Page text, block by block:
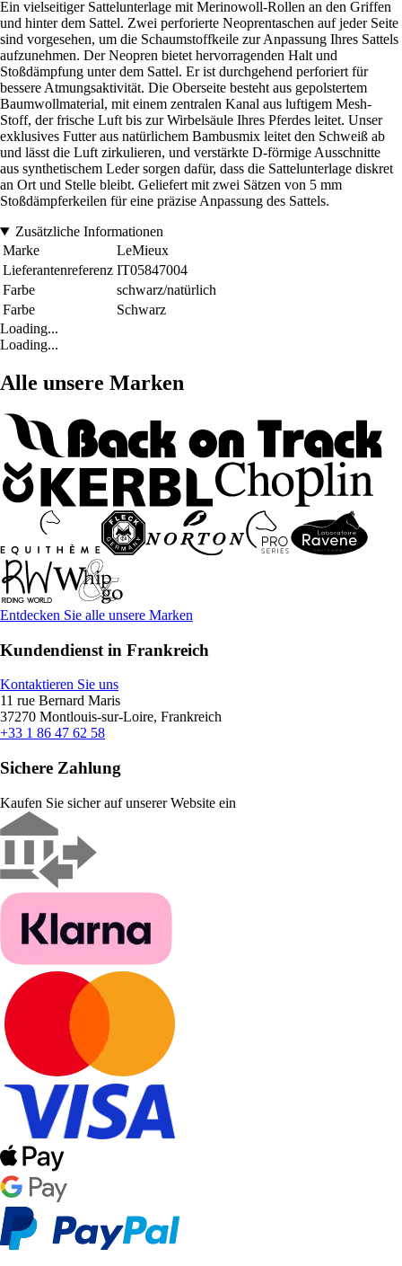
Ein vielseitiger Sattelunterlage mit Merinowoll-Rollen an den Griffen
und hinter dem Sattel. Zwei perforierte Neoprentaschen auf jeder Seite
sind vorgesehen, um die Schaumstoffkeile zur Anpassung Ihres Sattels
aufzunehmen. Der Neopren bietet hervorragenden Halt und
Stoßdämpfung unter dem Sattel. Er ist durchgehend perforiert für
bessere Atmungsaktivität. Die Oberseite besteht aus gepolstertem
Baumwollmaterial, mit einem zentralen Kanal aus luftigem Mesh-
Stoff, der frische Luft bis zur Wirbelsäule Ihres Pferdes leitet. Unser
exklusives Futter aus natürlichem Bambusmix leitet den Schweiß ab
und lässt die Luft zirkulieren, und verstärkte D-förmige Ausschnitte
aus synthetischem Leder sorgen dafür, dass die Sattelunterlage diskret
an Ort und Stelle bleibt. Geliefert mit zwei Sätzen von 5 mm
Stoßdämpferkeilen für eine präzise Anpassung des Sattels.
Zusätzliche Informationen
Marke
LeMieux
Lieferantenreferenz IT05847004
Farbe
schwarz/natürlich
Farbe
Schwarz
Loading...
Loading...
Alle unsere Marken
Entdecken Sie alle unsere Marken
Kundendienst in Frankreich
Kontaktieren Sie uns
11 rue Bernard Maris
37270 Montlouis-sur-Loire, Frankreich
+33 1 86 47 62 58
Sichere Zahlung
Kaufen Sie sicher auf unserer Website ein